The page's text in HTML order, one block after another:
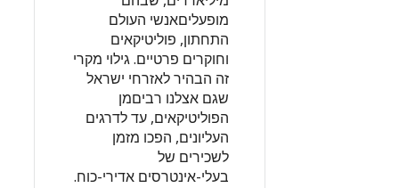
מופעליםאנשי העולם
התחתון, פוליטיקאים
וחוקרים פרטיים. גילוי מקרי
זה הבהיר לאזרחי ישראל
שגם אצלנו רביםמן
הפוליטיקאים, עד לדרגים
העליונים, הפכו מזמן
לשכירים של
בעלי-אינטרסים אדירי-כוח.